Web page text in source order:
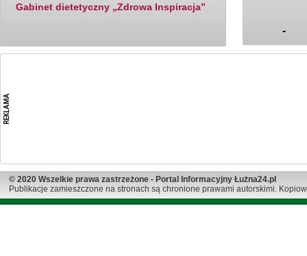
Gabinet dietetyczny „Zdrowa Inspiracja”
-
© 2020 Wszelkie prawa zastrzeżone - Portal Informacyjny Łużna24.pl
Publikacje zamieszczone na stronach są chronione prawami autorskimi.